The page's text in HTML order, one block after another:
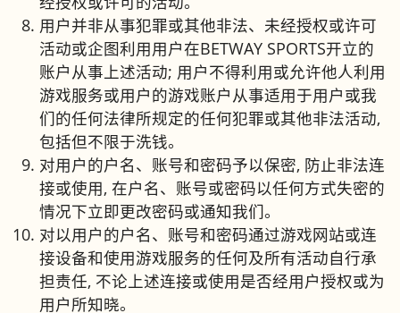
用户并非从事犯罪或其他非法、未经授权或许可
活动或企图利用用户在BETWAY SPORTS开立的
账户从事上述活动; 用户不得利用或允许他人利用
游戏服务或用户的游戏账户从事适用于用户或我
们的任何法律所规定的任何犯罪或其他非法活动,
包括但不限于洗钱。
对用户的户名、账号和密码予以保密, 防止非法连
接或使用, 在户名、账号或密码以任何方式失密的
情况下立即更改密码或通知我们。
对以用户的户名、账号和密码通过游戏网站或连
接设备和使用游戏服务的任何及所有活动自行承
担责任, 不论上述连接或使用是否经用户授权或为
用户所知晓。